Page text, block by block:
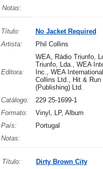
Notas:
Título:
No Jacket Required
Artista:
Phil Collins
Editora:
WEA, Rádio Triunfo,
Triunfo, Lda., WEA
Inc., WEA
Collins Ltd., Hit & Run
(Publishing) Ltd.
Catálogo:
229 25-1699-1
Formato:
Vinyl, LP, Album
País:
Portugal
Notas:
Título:
Dirty Brown City